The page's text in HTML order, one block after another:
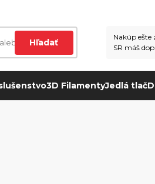
Hľadať
Nakúp ešte
SR máš
3D FilamentyJedlá tlač